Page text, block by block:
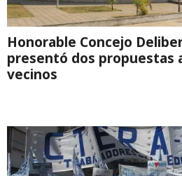
Honorable Concejo
presentó dos propuestas
vecinos